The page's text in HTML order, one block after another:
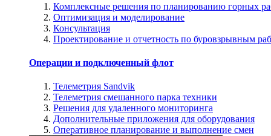
Комплексные решения по планированию горных
Оптимизация и моделирование
Консультация
Проектирование и отчетность по буровзрывным
Операции и подключенный флот
Телеметрия Sandvik
Телеметрия смешанного парка техники
Решения для удаленного мониторинга
Дополнительные приложения для оборудования
Оперативное планирование и выполнение смен